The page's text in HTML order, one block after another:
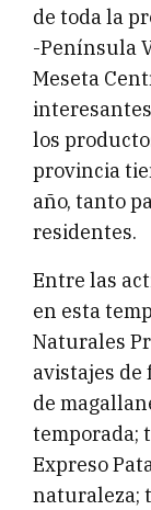
de toda la
-Península
Meseta
los
provincia
año, tanto
residentes.
Entre las
en esta
Naturales
avistajes de
de
temporada;
Expreso
naturaleza;